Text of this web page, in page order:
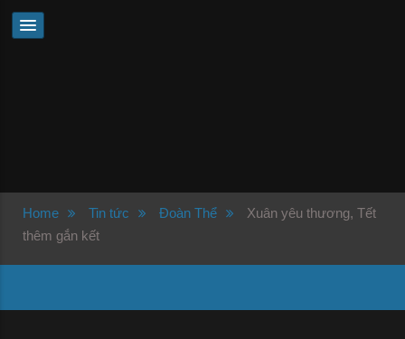
Home Tin tức Đoàn Thể
Xuân yêu thương, Tết
thêm gắn kết